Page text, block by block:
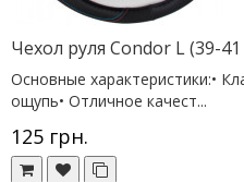
Чехол руля Condor L (39-
Основные характеристики:•
ощупь• Отличное качест...
125 грн.